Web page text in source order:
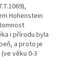
Hohenstein
i přírodu byla
a proto je
věku 0-3